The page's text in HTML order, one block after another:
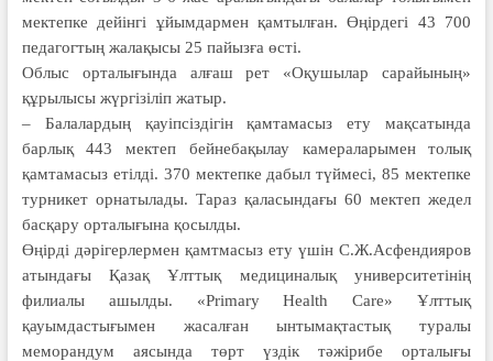
мектепке дейінгі ұйымдармен қамтылған. Өңірдегі 43 700
педагогтың жалақысы 25 пайызға өсті.
Облыс орталығында алғаш рет «Оқу­шылар сарайының»
құрылысы жүргізіліп жатыр.
– Балалардың қауіпсіздігін қамтама­сыз ету мақсатында
барлық 443 мектеп бейнебақылау камераларымен толық
қамтамасыз етілді. 370 мектепке дабыл түймесі, 85 мектепке
турникет орнатылады. Тараз қаласындағы 60 мектеп жедел
басқару орталығына қосылды.
Өңірді дәрігерлермен қамтмасыз ету үшін С.Ж.Асфендияров
атындағы Қазақ Ұлттық медициналық университетінің
филиалы ашылды. «Primary Health Care» Ұлттық
қауымдастығымен жасалған ынтымақтастық туралы
меморандум аясында төрт үздік тәжірибе орталығы